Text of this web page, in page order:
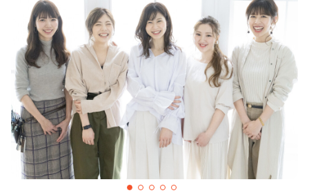
カラーリスト フロント・レセプション
ヘアメイク・美容部員 アイリスト
ネイリスト エステティシャン
講師・インストラクター 営業・販売スタッフ・その他
雇用形態